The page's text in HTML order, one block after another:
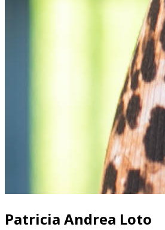
Patricia Andrea Loto